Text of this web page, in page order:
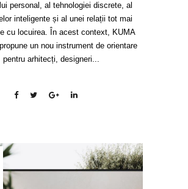
personal, al tehnologiei discrete, al
inteligente și al unei relații tot mai
cu locuirea. În acest context, KUMA
un nou instrument de orientare
pentru arhitecți, designeri...